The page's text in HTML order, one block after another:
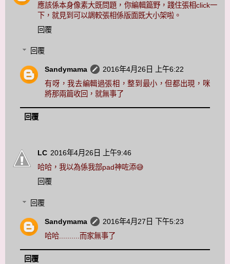
應該係本身像素大既問題，你編輯篇野，踐住張相click一
下，就見到可以調較張相係版面既大小架啦。
回覆
回覆
Sandymama
2016年4月26日 上午6:22
有呀，我去編輯過張相，整到最小，但都出現，咪
將那兩篇收回，就無事了
回覆
LC 2016年4月26日 上午9:46
哈哈，我以為係我部pad神咗添😅
回覆
回覆
Sandymama
2016年4月27日 下午5:23
哈哈..........而家無事了
回覆